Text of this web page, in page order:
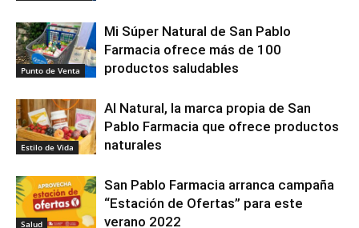
Punto de Venta
Mi Súper Natural de San Pablo
Farmacia ofrece más de 100
productos saludables
Estilo de Vida
Al Natural, la marca propia de San
Pablo Farmacia que ofrece productos
naturales
Salud
San Pablo Farmacia arranca campaña
“Estación de Ofertas” para este
verano 2022